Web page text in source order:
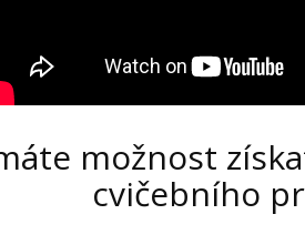
možnost
cvičebního